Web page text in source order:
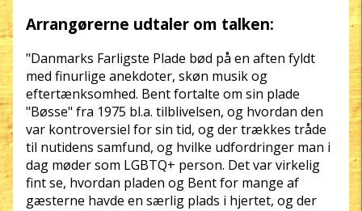
Arrangørerne udtaler om talken:
"Danmarks Farligste Plade bød på en aften fyldt
med finurlige anekdoter, skøn musik og
eftertænksomhed. Bent fortalte om sin plade
"Bøsse" fra 1975 bl.a. tilblivelsen, og hvordan den
var kontroversiel for sin tid, og der trækkes tråde
til nutidens samfund, og hvilke udfordringer man i
dag møder som LGBTQ+ person. Det var virkelig
fint se, hvordan pladen og Bent for mange af
gæsterne havde en særlig plads i hjertet, og der